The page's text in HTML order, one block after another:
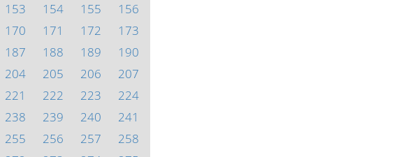
153 154 155
156
170 171 172
173
187 188 189
190
204 205 206
207
221 222 223
224
238 239 240
241
255 256 257
258